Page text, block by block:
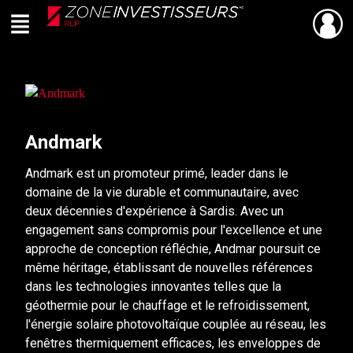
Live
En Direct
Menu Retour PARTAGER
Andmark
Andmark est un promoteur primé, leader dans le
domaine de la vie durable et communautaire, avec
deux décennies d'expérience à Sardis. Avec un
engagement sans compromis pour l'excellence et une
approche de conception réfléchie, Andmar poursuit ce
même héritage, établissant de nouvelles références
dans les technologies innovantes telles que la
géothermie pour le chauffage et le refroidissement,
l'énergie solaire photovoltaïque couplée au réseau, les
fenêtres thermiquement efficaces, les enveloppes de